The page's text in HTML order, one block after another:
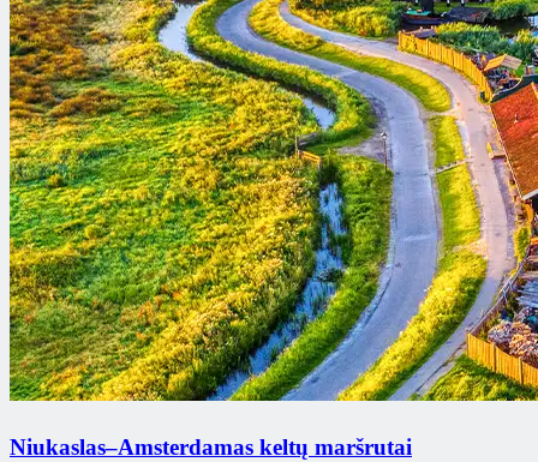
Niukaslas–Amsterdamas keltų maršrutai